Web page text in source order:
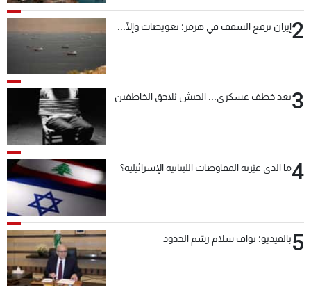
2إيران ترفع السقف في هرمز: تعويضات وإلّا...
3بعد خطف عسكري... الجيش يُلاحق الخاطفين
4ما الذي غيّرته المفاوضات اللبنانية الإسرائيلية؟
5بالفيديو: نواف سلام رسّم الحدود